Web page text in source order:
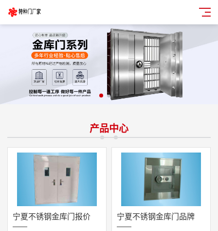
产品中心
宁夏不锈钢金库门报价 宁夏不锈钢金库门品牌